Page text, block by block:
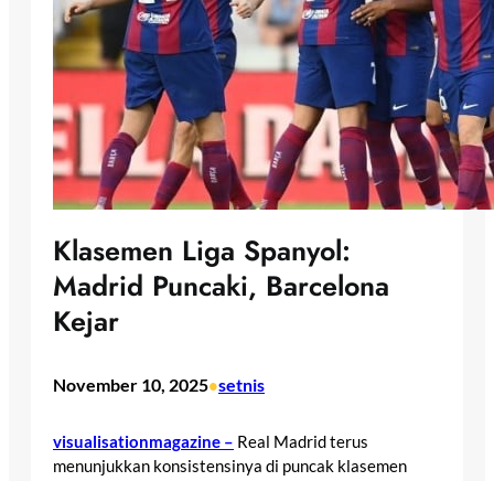
Klasemen Liga Spanyol:
Madrid Puncaki, Barcelona
Kejar
November 10, 2025•setnis
visualisationmagazine – Real Madrid terus
menunjukkan konsistensinya di puncak klasemen